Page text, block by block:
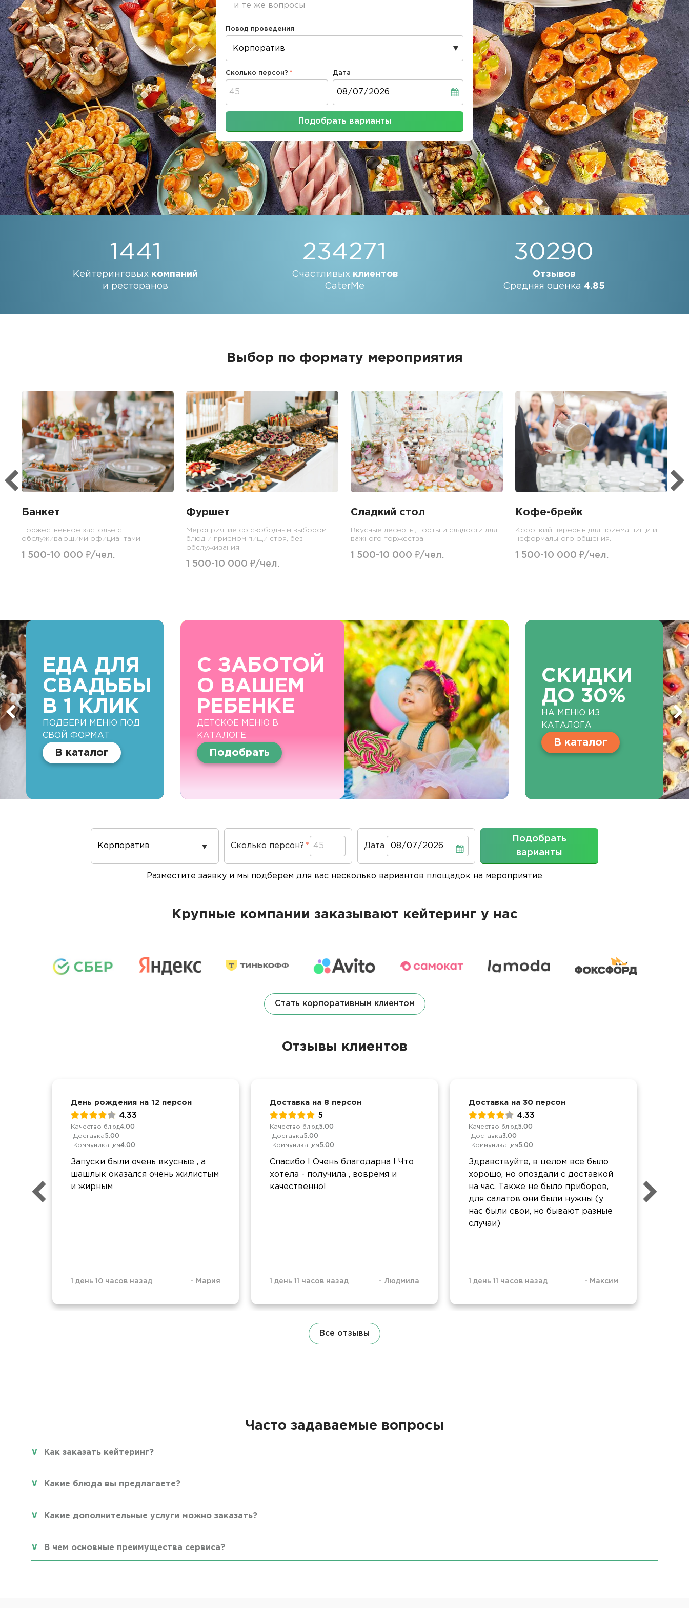
и те же вопросы
Повод проведения
Сколько персон? Дата
Подобрать варианты
1441
Кейтеринговых компаний
и ресторанов
234271
Счастливых клиентов
CaterMe
30290
Отзывов
Средняя оценка 4.85
Выбор по формату мероприятия
Банкет
Торжественное застолье с
обслуживающими официантами.
1 500-10 000 ₽/чел.
Фуршет
Мероприятие со свободным выбором
блюд и приемом пищи стоя, без
обслуживания.
1 500-10 000 ₽/чел.
Сладкий стол
Вкусные десерты, торты и сладости для
важного торжества.
1 500-10 000 ₽/чел.
Кофе-брейк
Короткий перерыв для приема пищи и
неформального общения.
1 500-10 000 ₽/чел.
ЕДА ДЛЯ
СВАДЬБЫ
В 1 КЛИК
ПОДБЕРИ МЕНЮ ПОД
СВОЙ ФОРМАТ
В каталог
С ЗАБОТОЙ
О ВАШЕМ
РЕБЕНКЕ
ДЕТСКОЕ МЕНЮ В
КАТАЛОГЕ
Подобрать
СКИДКИ
ДО 30%
НА МЕНЮ ИЗ
КАТАЛОГА
В каталог
Повод
проведения
Сколько персон? Дата Дата
Подобрать
варианты
Разместите заявку и мы подберем для вас несколько вариантов площадок на мероприятие
Крупные компании заказывают кейтеринг у нас
Стать корпоративным клиентом
Отзывы клиентов
День рождения на 12 персон
4.33
Качество блюд4.00
Доставка5.00
Коммуникация4.00
Запуски были очень вкусные , а
шашлык оказался очень жилистым
и жирным
1 день 10 часов назад - Мария
Доставка на 8 персон
5
Качество блюд5.00
Доставка5.00
Коммуникация5.00
Спасибо ! Очень благодарна ! Что
хотела - получила , вовремя и
качественно!
1 день 11 часов назад - Людмила
Доставка на 30 персон
4.33
Качество блюд5.00
Доставка3.00
Коммуникация5.00
Здравствуйте, в целом все было
хорошо, но опоздали с доставкой
на час. Также не было приборов,
для салатов они были нужны (у
нас были свои, но бывают разные
случаи)
1 день 11 часов назад - Максим
Все отзывы
Часто задаваемые вопросы
Как заказать кейтеринг?
Какие блюда вы предлагаете?
Какие дополнительные услуги можно заказать?
В чем основные преимущества сервиса?